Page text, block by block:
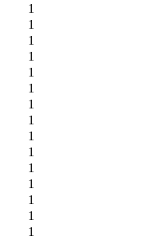
1
1
1
1
1
1
1
1
1
1
1
1
1
1
1